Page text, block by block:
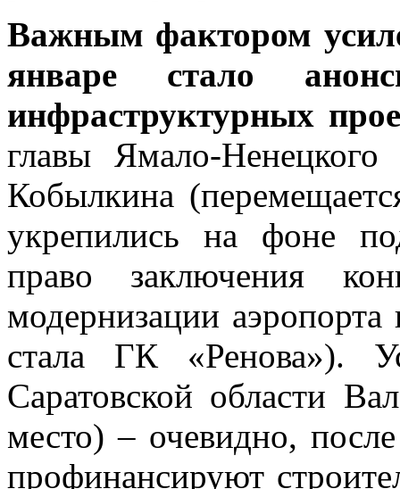
Важным фактором
январе стало
инфраструктурных
главы Ямало-
Кобылкина
укрепились на фоне
право заключения
модернизации
стала ГК «Ренова»).
Саратовской области
место) – очевидно,
профинансируют